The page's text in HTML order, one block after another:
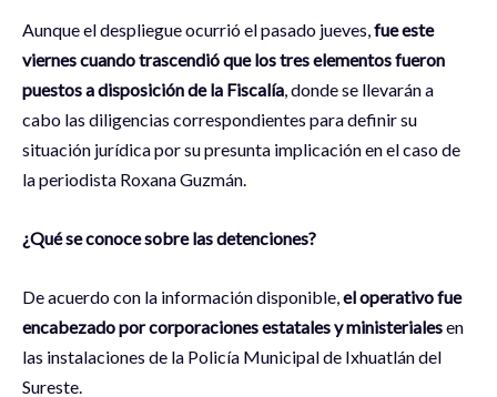
Aunque el despliegue ocurrió el pasado jueves,fue este
viernes cuando trascendió que los tres elementos fueron
puestos a disposición de la Fiscalía, donde se llevarán a
cabo las diligencias correspondientes para definir su
situación jurídica por su presunta implicación en el caso de
la periodista Roxana Guzmán.
¿Qué se conoce sobre las detenciones?
De acuerdo con la información disponible,el operativo fue
encabezado por corporaciones estatales y ministerialesen
las instalaciones de la Policía Municipal de Ixhuatlán del
Sureste.